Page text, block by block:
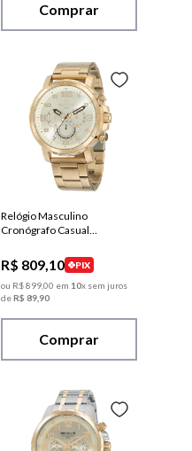
Comprar
Relógio Masculino
Cronógrafo Casual
R$ 809,10
PIX
ou R$89900 em 10x sem juros
deR$ 89 90
Comprar